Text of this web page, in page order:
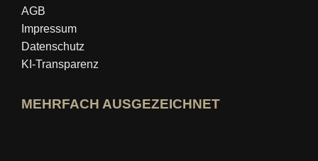
AGB
Impressum
Datenschutz
KI-Transparenz
MEHRFACH AUSGEZEICHNET